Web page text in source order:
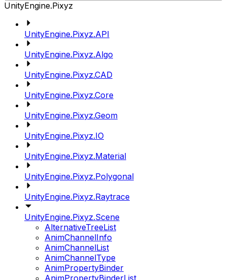
UnityEngine.Pixyz
UnityEngine.Pixyz.API
UnityEngine.Pixyz.Algo
UnityEngine.Pixyz.CAD
UnityEngine.Pixyz.Core
UnityEngine.Pixyz.Geom
UnityEngine.Pixyz.IO
UnityEngine.Pixyz.Material
UnityEngine.Pixyz.Polygonal
UnityEngine.Pixyz.Raytrace
UnityEngine.Pixyz.Scene
AlternativeTreeList
AnimChannelInfo
AnimChannelList
AnimChannelType
AnimPropertyBinder
AnimPropertyBinderList